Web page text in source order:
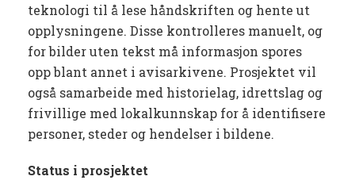
teknologi til å lese håndskriften og hente ut
opplysningene. Disse kontrolleres manuelt, og
for bilder uten tekst må informasjon spores
opp blant annet i avisarkivene. Prosjektet vil
også samarbeide med historielag, idrettslag og
frivillige med lokalkunnskap for å identifisere
personer, steder og hendelser i bildene.
Status i prosjektet